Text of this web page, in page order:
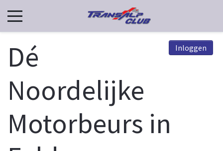
Inloggen
Dé
Noordelijke
Motorbeurs in